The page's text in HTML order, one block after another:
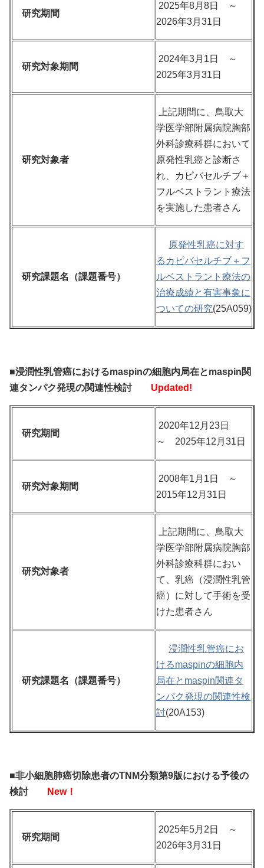
研究期間
2025年8月8日 ～
2026年3月31日
研究対象期間
2024年3月1日 ～
2025年3月31日
研究対象者
上記期間に、鳥取大
学医学部附属病院胸部
外科診療科群において
原発性乳癌と診断さ
れ、カピバセルチブ＋
フルベストラント療法
を実施した患者さん
研究課題名（課題番号）
原発性乳癌に対す
るカピバセルチブ＋フ
ルベストラント療法の
治療成績と有害事象に
ついての研究(25A059)
■浸潤性乳管癌におけるmaspinの細胞内局在とmaspin関
連タンパク発現の関連性検討 Updated!
研究期間
2020年12月23日
～ 2025年12月31日
研究対象期間
2008年1月1日 ～
2015年12月31日
研究対象者
上記期間に、鳥取大
学医学部附属病院胸部
外科診療科群におい
て、乳癌（浸潤性乳管
癌）に対して手術を受
けた患者さん
研究課題名（課題番号）
浸潤性乳管癌にお
けるmaspinの細胞内
局在とmaspin関連タ
ンパク発現の関連性検
討(20A153)
■非小細胞肺癌切除患者のTNM分類第9版における予後の
検討
New！
研究期間
2025年5月2日 ～
2026年3月31日